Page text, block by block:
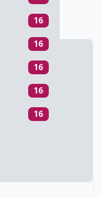
16
16
16
16
16
16